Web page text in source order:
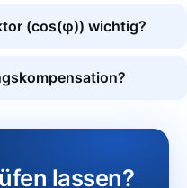
(cos(φ)) wichtig?
lassen?